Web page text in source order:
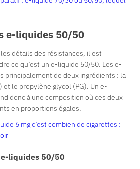
e-liquides 50/50
détails des résistances, il est
ce qu’est un e-liquide 50/50. Les e-
principalement de deux ingrédients : la
et le propylène glycol (PG). Un e-
donc à une composition où ces deux
en proportions égales.
6 mg c’est combien de cigarettes :
e-liquides 50/50